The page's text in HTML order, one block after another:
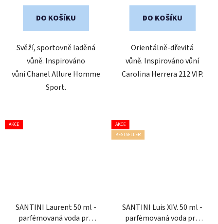
5
DO KOŠÍKU
Svěží, sportovně laděná
vůně. Inspirováno
vůní Chanel Allure Homme
Sport.
5
DO KOŠÍKU
Orientálně-dřevitá
vůně. Inspirováno vůní
Carolina Herrera 212 VIP.
AKCE
SANTINI Laurent 50 ml -
parfémovaná voda pro
AKCE
BESTSELLER
SANTINI Luis XIV. 50 ml -
parfémovaná voda pro